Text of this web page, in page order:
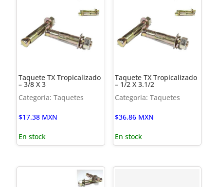
Taquete TX Tropicalizado
– 3/8 X 3
Categoría: Taquetes
$17.38 MXN
En stock
Taquete TX Tropicalizado
– 1/2 X 3.1/2
Categoría: Taquetes
$36.86 MXN
En stock